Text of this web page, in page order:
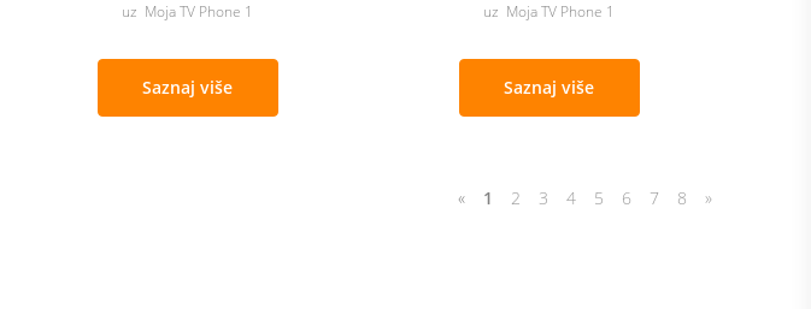
uz Moja TV Phone 1
Saznaj više
uz Moja TV Phone 1
Saznaj više
« 1 2 3 4 5 6 7 8 »